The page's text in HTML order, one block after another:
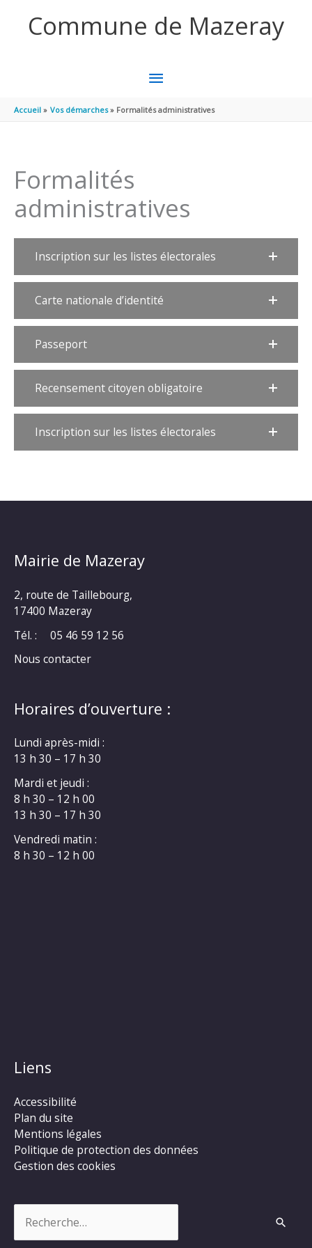
Commune de Mazeray
MENU
PRINCIPAL
Accueil Vos démarches Formalités administratives
Formalités
administratives
Inscription sur les listes électorales
Carte nationale d’identité
Passeport
Recensement citoyen obligatoire
Inscription sur les listes électorales
Mairie de Mazeray
2, route de Taillebourg,
17400 Mazeray
Tél. :
05 46 59 12 56
Nous contacter
Horaires d’ouverture :
Lundi après-midi :
13 h 30 – 17 h 30
Mardi et jeudi :
8 h 30 – 12 h 00
13 h 30 – 17 h 30
Vendredi matin :
8 h 30 – 12 h 00
Liens
Accessibilité
Plan du site
Mentions légales
Politique de protection des données
Gestion des cookies